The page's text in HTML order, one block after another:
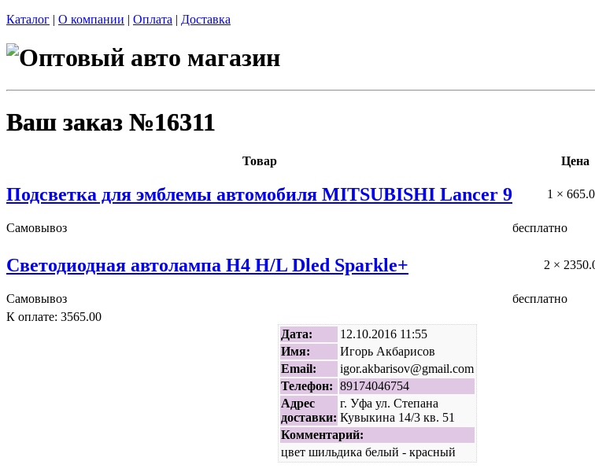
Каталог | О компании | Оплата | Доставка
Ваш заказ №16311
Товар Цена
К оплате: 3565.00
Подсветка для эмблемы автомобиля MITSUBISHI Lancer 9 1 ×
Самовывоз бесплатно
Светодиодная автолампа H4 H/L Dled Sparkle+ 2 ×
Самовывоз бесплатно
Дата:
12.10.2016 11:55
Имя:
Игорь Акбарисов
Email:
igor.akbarisov@gmail.com
Телефон: 89174046754
Адрес
доставки:
г. Уфа ул. Степана
Кувыкина 14/3 кв. 51
Комментарий:
цвет шильдика белый - красный